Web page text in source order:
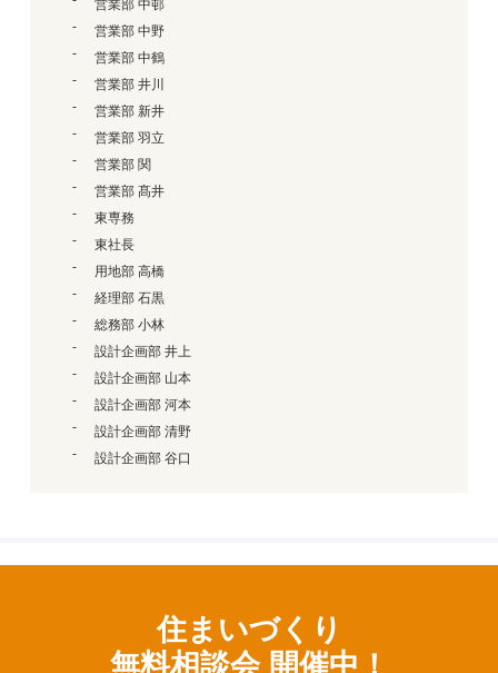
営業部 中邨
営業部 中野
営業部 中鶴
営業部 井川
営業部 新井
営業部 羽立
営業部 関
営業部 髙井
東専務
東社長
用地部 高橋
経理部 石黒
総務部 小林
設計企画部 井上
設計企画部 山本
設計企画部 河本
設計企画部 清野
設計企画部 谷口
住まいづくり
無料相談会 開催中！